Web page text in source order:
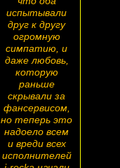
испытывали
друг к другу
огромную
симпатию, и
даже любовь,
которую
раньше
скрывали за
фансервисом,
но теперь это
надоело всем
и вреди всех
исполнителей